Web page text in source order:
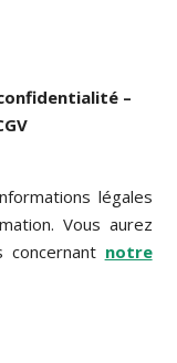
–
légales
Vous aurez
concernant notre